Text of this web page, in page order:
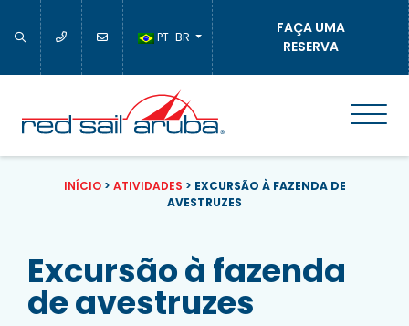
PT-BR
FAÇA UMA
RESERVA
INÍCIO> ATIVIDADES > EXCURSÃO À FAZENDA DE
AVESTRUZES
Excursão à fazenda
de avestruzes